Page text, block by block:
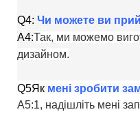
Q4: Чи можете ви
A4:Так, ми можемо
дизайном.
Q5Як мені зробити
A5:1, надішліть мені